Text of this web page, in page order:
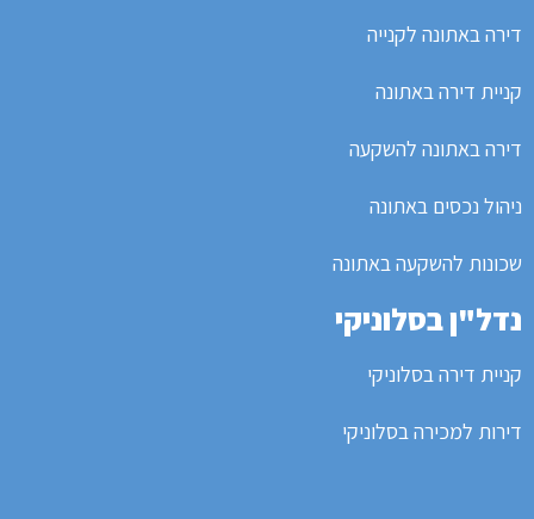
דירה באתונה לקנייה
קניית דירה באתונה
דירה באתונה להשקעה
ניהול נכסים באתונה
שכונות להשקעה באתונה
נדל"ן בסלוניקי
קניית דירה בסלוניקי
דירות למכירה בסלוניקי